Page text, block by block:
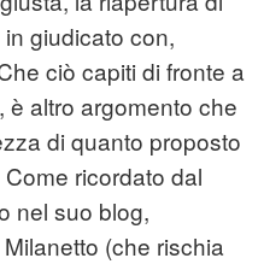
giudicato con,
ciò capiti di fronte a
altro argomento che
di quanto proposto
ricordato dal
nel suo blog,
(che rischia